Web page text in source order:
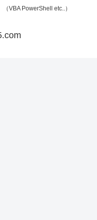
VBA PowerShell etc..）